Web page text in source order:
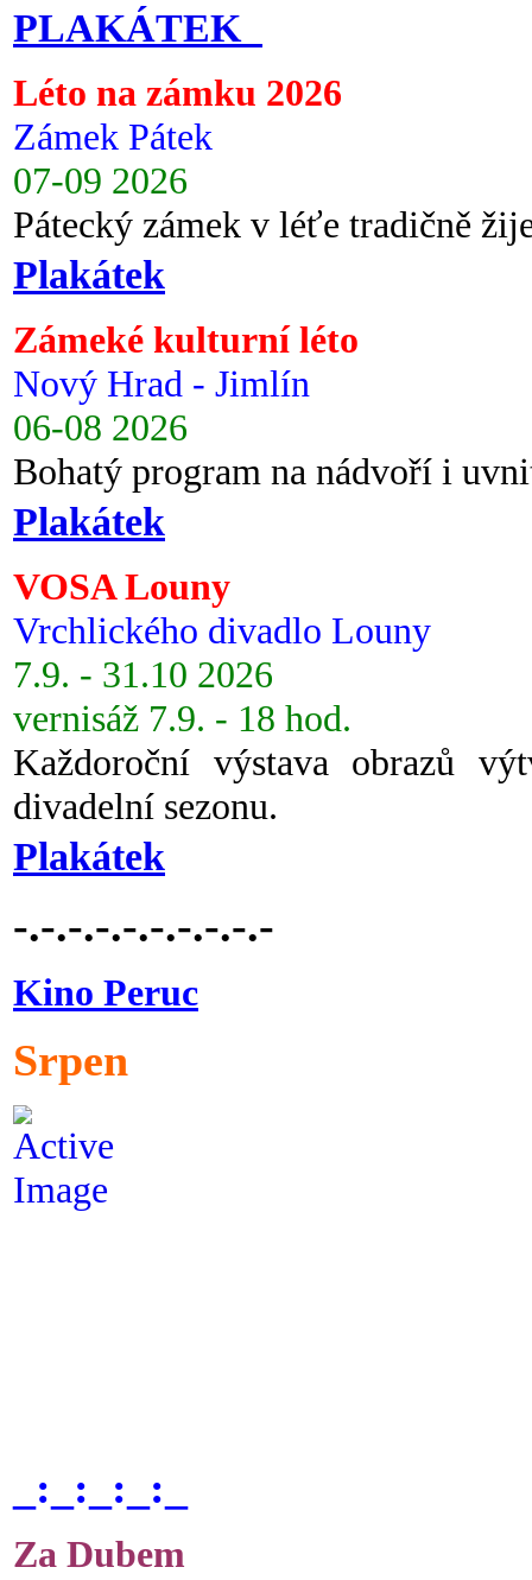
PLAKÁTEK
Léto na zámku 2026
Zámek Pátek
07-09 2026
Pátecký zámek v léťe tradičně
Plakátek
Zámeké kulturní léto
Nový Hrad - Jimlín
06-08 2026
Bohatý program na nádvoří i
Plakátek
VOSA Louny
Vrchlického divadlo Louny
7.9. - 31.10 2026
vernisáž 7.9. - 18 hod.
Každoroční výstava obrazů
divadelní sezonu.
Plakátek
-.-.-.-.-.-.-.-.-.-
Kino Peruc
Srpen
_:_:_:_:_
Za Dubem